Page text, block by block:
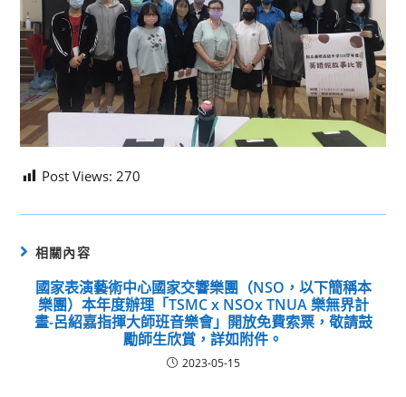
Post Views: 270
相關內容
國家表演藝術中心國家交響樂團（NSO，以下簡稱本
樂團）本年度辦理「TSMC x NSOx TNUA 樂無界計
畫-呂紹嘉指揮大師班音樂會」開放免費索票，敬請鼓
勵師生欣賞，詳如附件。
2023-05-15